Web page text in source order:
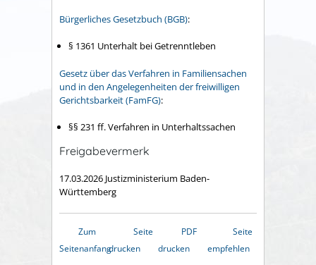
Bürgerliches Gesetzbuch (BGB):
§ 1361 Unterhalt bei Getrenntleben
Gesetz über das Verfahren in Familiensachen
und in den Angelegenheiten der freiwilligen
Gerichtsbarkeit (FamFG):
§§ 231 ff. Verfahren in Unterhaltssachen
Freigabevermerk
17.03.2026 Justizministerium Baden-
Württemberg
Zum
Seitenanfang
Seite
drucken
PDF
drucken
Seite
empfehlen